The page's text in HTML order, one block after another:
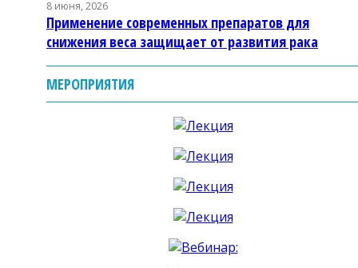
8 июня, 2026
Применение современных препаратов для
снижения веса защищает от развития рака
МЕРОПРИЯТИЯ